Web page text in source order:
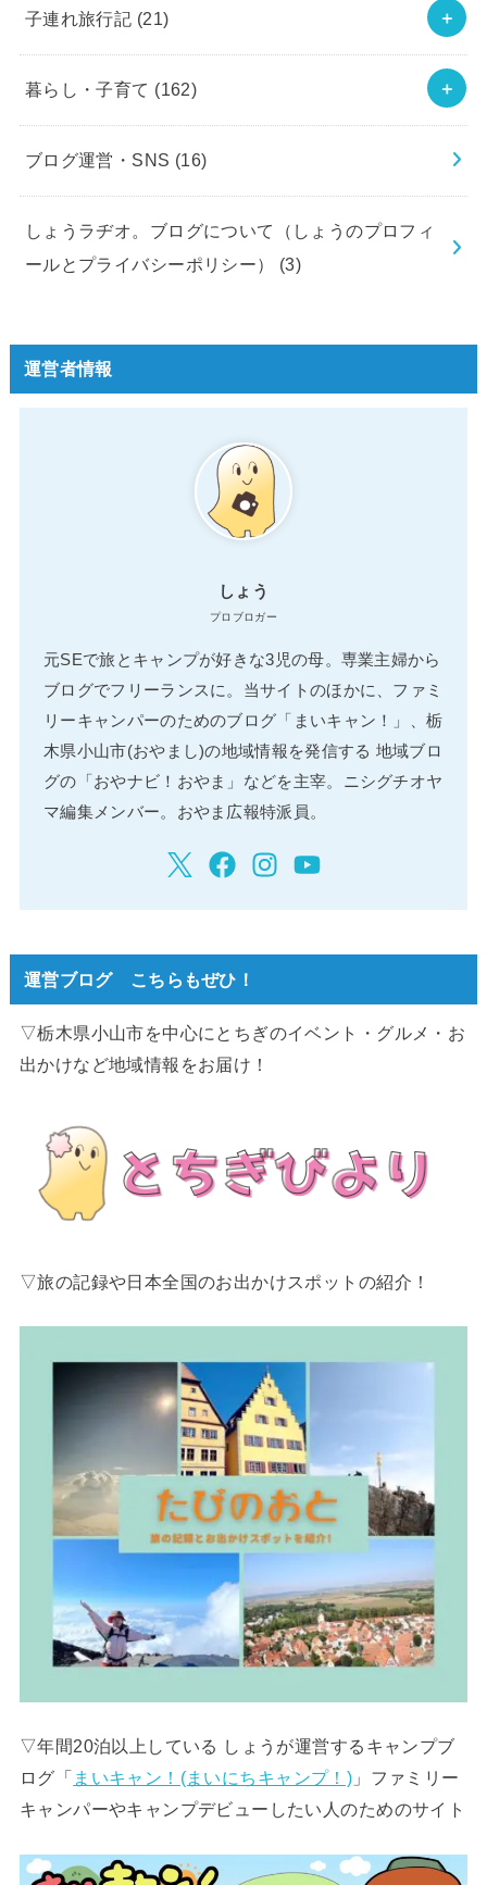
子連れ旅行記 (21)
暮らし・子育て (162)
ブログ運営・SNS (16)
しょうラヂオ。ブログについて（しょうのプロフィ
ールとプライバシーポリシー） (3)
運営者情報
しょう
プロブロガー
元SEで旅とキャンプが好きな3児の母。専業主婦から
ブログでフリーランスに。当サイトのほかに、ファミ
リーキャンパーのためのブログ「まいキャン！」、栃
木県小山市(おやまし)の地域情報を発信する 地域ブロ
グの「おやナビ！おやま」などを主宰。ニシグチオヤ
マ編集メンバー。おやま広報特派員。
運営ブログ こちらもぜひ！
▽栃木県小山市を中心にとちぎのイベント・グルメ・お
出かけなど地域情報をお届け！
▽旅の記録や日本全国のお出かけスポットの紹介！
▽年間20泊以上している しょうが運営するキャンプブ
ログ「 まいキャン！(まいにちキャンプ！) 」ファミリー
キャンパーやキャンプデビューしたい人のためのサイト